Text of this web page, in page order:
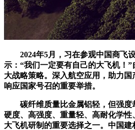
2024年5月，习在参观中国商飞
示：“我们一定要有自己的大飞机！
大战略策略。深入航空应用，助力
响应国家号召的重要举措。
碳纤维质量比金属铝轻，但强度
硬度、高强度、重量轻、高耐化学
大飞机研制的重要选择之一。中国